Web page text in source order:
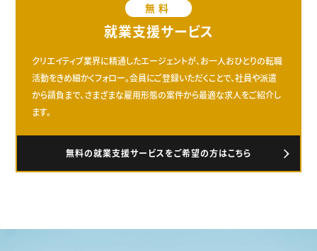
無料
就業支援サービス
クリエイティブ業界に精通したエージェントが、お一人おひとりの転職
活動をきめ細かくフォロー。会員にご登録いただくことで、社員や派遣
から請負まで、さまざまな雇用形態の案件から最適な求人をご紹介し
ます。
無料の就業支援サービスをご希望の方はこちら